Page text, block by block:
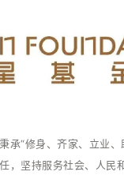
承“修身、齐家、立业、
，坚持服务社会、人民